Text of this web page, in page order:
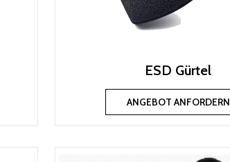
ESD Gürtel
ANGEBOT ANFORDERN